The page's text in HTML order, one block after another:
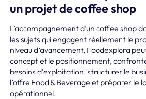
un projet de coffee shop
L’accompagnement d’un coffee shop
les sujets qui engagent réellement le
niveau d’avancement, Foodexplora
concept et le positionnement,
besoins d’exploitation, structurer le
l’offre Food & Beverage et préparer le
opérationnel.